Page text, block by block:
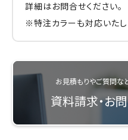
詳細はお問合せください。
※特注カラーも対応いたし
お見積もりやご質問な
資料請求・お